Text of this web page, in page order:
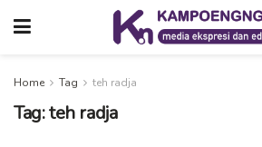
Home Tag teh radja
Tag:teh radja